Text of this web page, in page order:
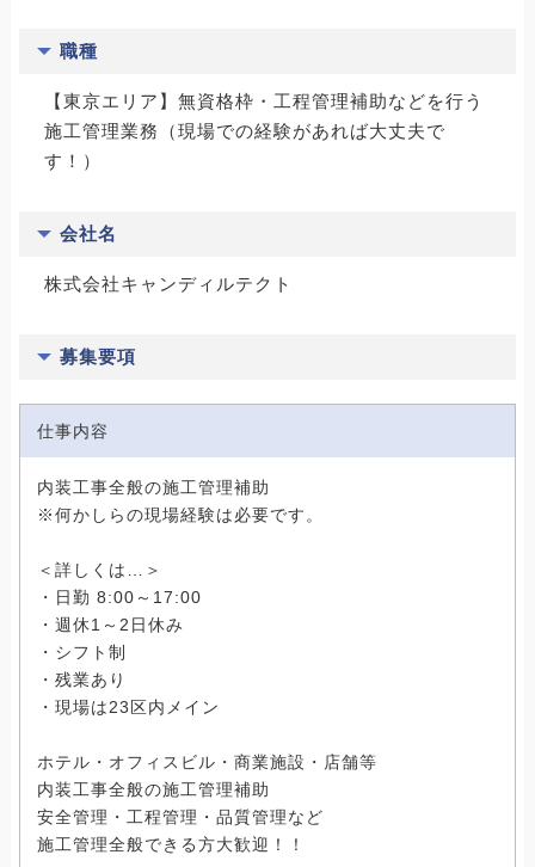
職種
【東京エリア】無資格枠・工程管理補助などを行う
施工管理業務（現場での経験があれば大丈夫で
す！）
会社名
株式会社キャンディルテクト
募集要項
仕事内容
内装工事全般の施工管理補助
※何かしらの現場経験は必要です。
＜詳しくは…＞
・日勤 8:00～17:00
・週休1～2日休み
・シフト制
・残業あり
・現場は23区内メイン
ホテル・オフィスビル・商業施設・店舗等
内装工事全般の施工管理補助
安全管理・工程管理・品質管理など
施工管理全般できる方大歓迎！！